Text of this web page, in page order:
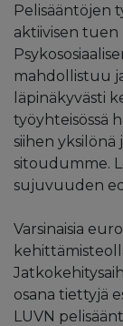
Pelisääntöjen
aktiivisen tuen
mahdollistuu
läpinäkyvästi
työyhteisössä
siihen yksilönä
sitoudumme.
sujuvuuden
Varsinaisia
osana tiettyjä
LUVN